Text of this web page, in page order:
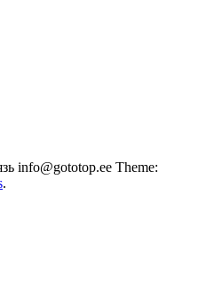
info@gototop.ee Theme:
.